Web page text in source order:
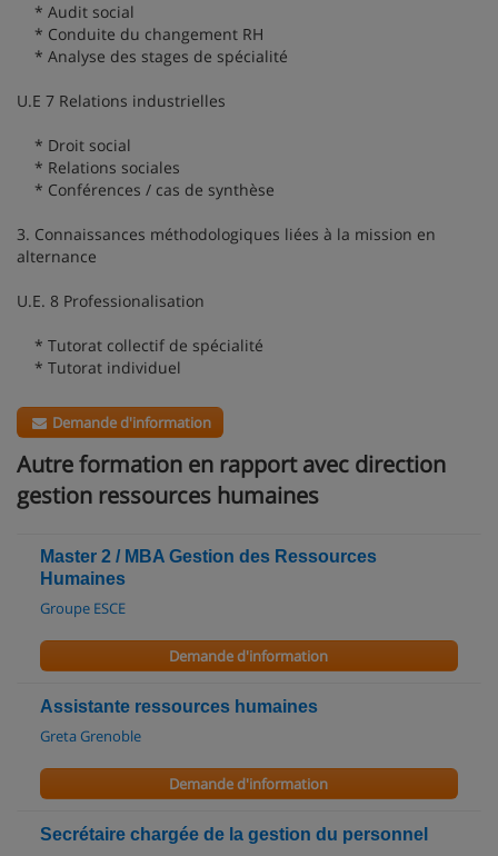
* Audit social
* Conduite du changement RH
* Analyse des stages de spécialité
U.E 7 Relations industrielles
* Droit social
* Relations sociales
* Conférences / cas de synthèse
3. Connaissances méthodologiques liées à la mission en
alternance
U.E. 8 Professionalisation
* Tutorat collectif de spécialité
* Tutorat individuel
Demande d'information
Autre formation en rapport avec direction
gestion ressources humaines
Master 2 / MBA Gestion des Ressources
Humaines
Groupe ESCE
Demande d'information
Assistante ressources humaines
Greta Grenoble
Demande d'information
Secrétaire chargée de la gestion du personnel